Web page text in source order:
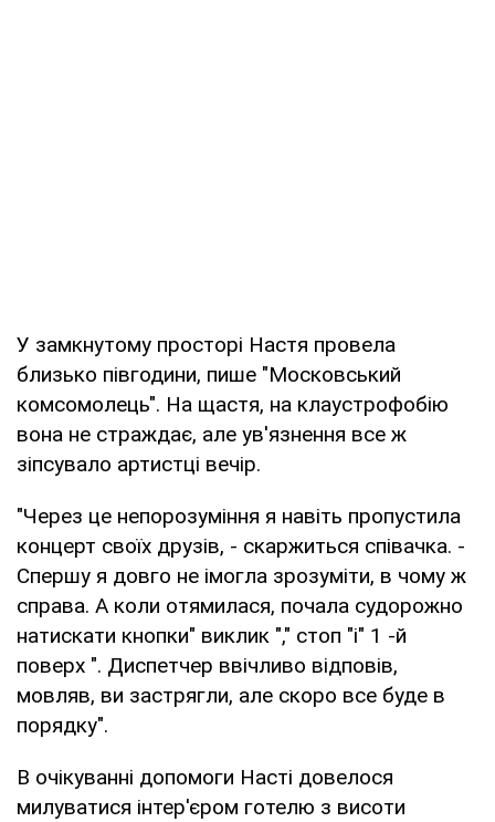
У замкнутому просторі Настя провела
близько півгодини, пише "Московський
комсомолець". На щастя, на клаустрофобію
вона не страждає, але ув'язнення все ж
зіпсувало артистці вечір.
"Через це непорозуміння я навіть пропустила
концерт своїх друзів, - скаржиться співачка. -
Спершу я довго не імогла зрозуміти, в чому ж
справа. А коли отямилася, почала судорожно
натискати кнопки" виклик "," стоп "і" 1 -й
поверх ". Диспетчер ввічливо відповів,
мовляв, ви застрягли, але скоро все буде в
порядку".
В очікуванні допомоги Насті довелося
милуватися інтер'єром готелю з висоти